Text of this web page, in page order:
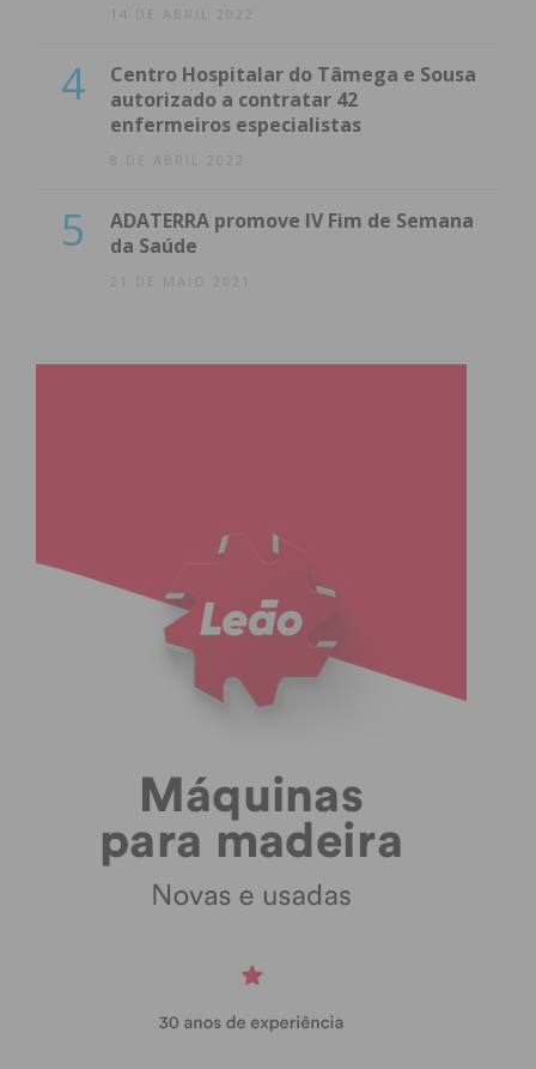
14 DE ABRIL 2022
4
Centro Hospitalar do Tâmega e Sousa
autorizado a contratar 42
enfermeiros especialistas
8 DE ABRIL 2022
5
ADATERRA promove IV Fim de Semana
da Saúde
21 DE MAIO 2021